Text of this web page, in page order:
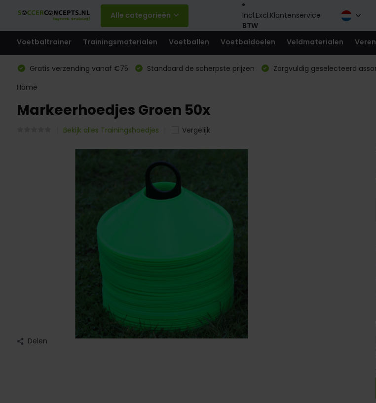
Alle categorieën Incl.Excl.
BTW
Klantenservice
Voetbaltrainer Trainingsmaterialen Voetballen Voetbaldoelen Veldmaterialen
Gratis verzending vanaf €75 Standaard de scherpste prijzen
Zorgvuldig geselecteerd
Home
Markeerhoedjes Groen 50x
Bekijk alles Trainingshoedjes Vergelijk
Delen